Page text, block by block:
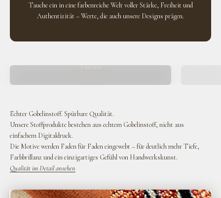
Tauche ein in eine farbenreiche Welt voller Stärke, Freiheit und
Authentizität – Werte, die auch unsere Designs prägen.
Taschen
Echter Gobelinstoff. Spürbare Qualität.
Unsere Stoffprodukte bestehen aus echtem Gobelinstoff, nicht aus
einfachem Digitaldruck.
Die Motive werden Faden für Faden eingewebt – für deutlich mehr Tiefe,
Farbbrillanz und ein einzigartiges Gefühl von Handwerkskunst.
Qualität im Detail ansehen